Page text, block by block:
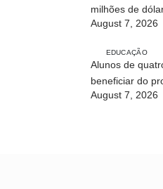
milhões de
trimestre
August 7, 2026
EDUCAÇÃO
Alunos de
beneficiar do
Athletics
August 7, 2026